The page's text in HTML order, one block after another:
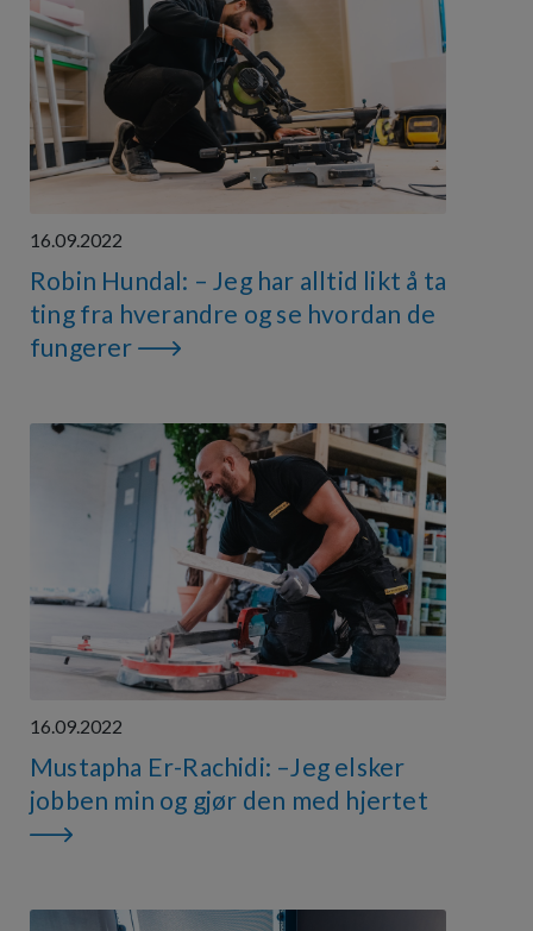
16.09.2022
Robin Hundal: – Jeg har alltid likt å ta
ting fra hverandre og se hvordan de
fungerer
16.09.2022
Mustapha Er-Rachidi: –Jeg elsker
jobben min og gjør den med hjertet